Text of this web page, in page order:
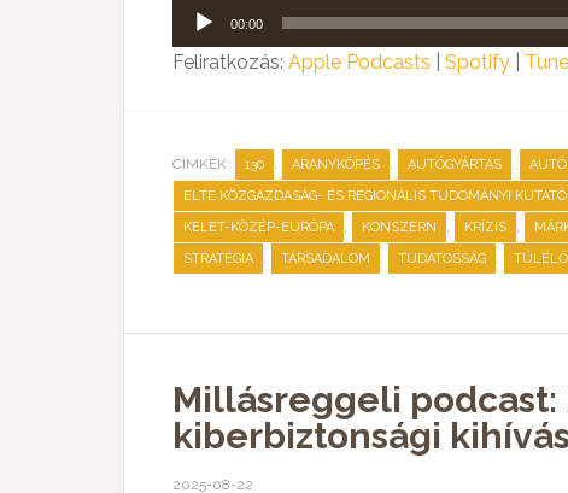
Audió
lejátszó
00:00
Feliratkozás: Apple Podcasts Spotify
CÍMKÉK: 130 , ARANYKÖPÉS , AUTÓGYÁRTÁS ,
ELTE KÖZGAZDASÁG- ÉS REGIONÁLIS TUDOMÁNYI
KELET-KÖZÉP-EURÓPA , KONSZERN , KRÍZIS ,
STRATÉGIA , TÁRSADALOM , TUDATOSSÁG , TÚLÉLŐ
Millásreggeli podcast:
kiberbiztonsági
2025-08-22